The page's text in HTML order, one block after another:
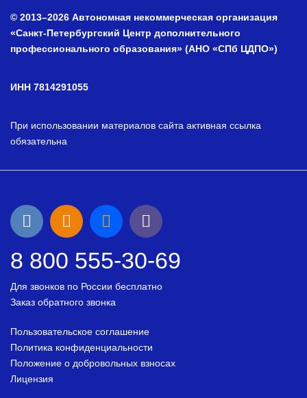
© 2013–2026 Автономная некоммерческая организация
«Санкт-Петербургский Центр дополнительного
профессионального образования» (АНО «СПб ЦДПО»)
ИНН 7814291055
При использовании материалов сайта активная ссылка
обязательна
8 800 555-30-69
Для звонков по России бесплатно
Заказ обратного звонка
Пользовательское соглашение
Политика конфиденциальности
Положение о добровольных взносах
Лицензия